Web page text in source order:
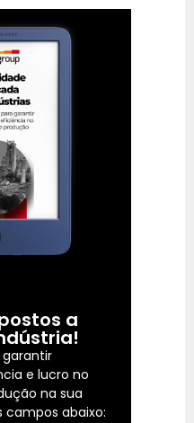
a
garantir
e lucro no
na sua
campos abaixo: